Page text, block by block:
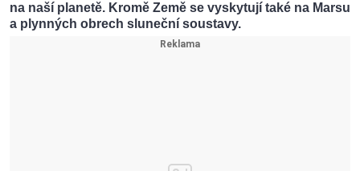
na naší planetě. Kromě Země se vyskytují také na Marsu
a plynných obrech sluneční soustavy.